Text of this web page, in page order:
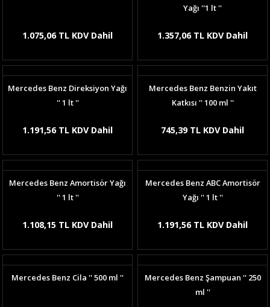
1.075,06 TL KDV Dahil
Yağı ''1 lt ''
1.357,06 TL KDV Dahil
Mercedes Benz Direksiyon Yağı
'' 1 lt ''
1.191,56 TL KDV Dahil
Mercedes Benz Benzin Yakıt
Katkısı '' 100 ml ''
745,39 TL KDV Dahil
Mercedes Benz Amortisör Yağı
'' 1 lt ''
1.108,15 TL KDV Dahil
Mercedes Benz ABC Amortisör
Yağı '' 1 lt ''
1.191,56 TL KDV Dahil
Mercedes Benz Cila '' 500 ml ''
Mercedes Benz Şampuan '' 250
ml ''